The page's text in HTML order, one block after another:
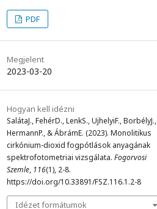
PDF
Megjelent
2023-03-20
Hogyan kell idézni
SalátaJ., FehérD., LenkS., UjhelyiF., BorbélyJ.,
HermannP., & ÁbrámE. (2023). Monolitikus
cirkónium-dioxid fogpótlások anyagának
spektrofotometriai vizsgálata. Fogorvosi
Szemle, 116(1), 2-8.
https://doi.org/10.33891/FSZ.116.1.2-8
Idézet formátumok